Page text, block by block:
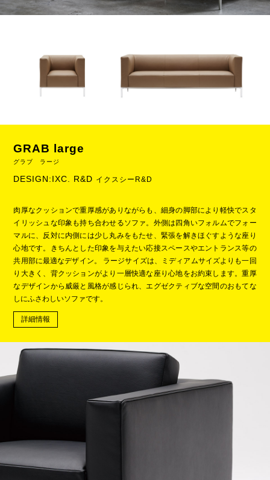
GRAB large
グラブ ラージ
DESIGN:IXC. R&D イクスシーR&D
肉厚なクッションで重厚感がありながらも、細身の脚部により軽快でスタ
イリッシュな印象も持ち合わせるソファ。外側は四角いフォルムでフォー
マルに、反対に内側には少し丸みをもたせ、緊張を解きほぐすような座り
心地です。きちんとした印象を与えたい応接スペースやエントランス等の
共用部に最適なデザイン。 ラージサイズは、ミディアムサイズよりも一回
り大きく、背クッションがより一層快適な座り心地をお約束します。重厚
なデザインから威厳と風格が感じられ、エグゼクティブな空間のおもてな
しにふさわしいソファです。
詳細情報